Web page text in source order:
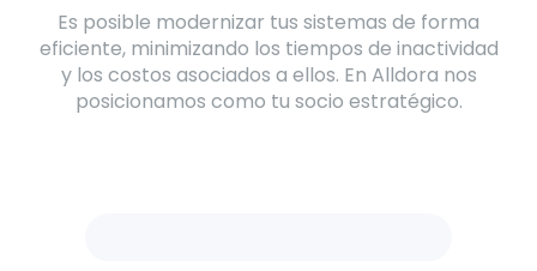
Es posible modernizar tus sistemas de forma
eficiente, minimizando los tiempos de inactividad
y los costos asociados a ellos. En Alldora nos
posicionamos como tu socio estratégico.